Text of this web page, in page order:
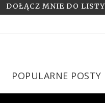
POPULARNE POSTY